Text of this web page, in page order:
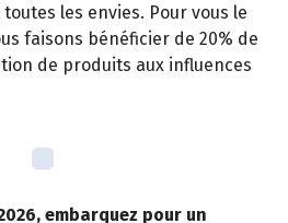
les envies. Pour vous le
faisons bénéficier de 20% de
de produits aux influences
embarquez pour un